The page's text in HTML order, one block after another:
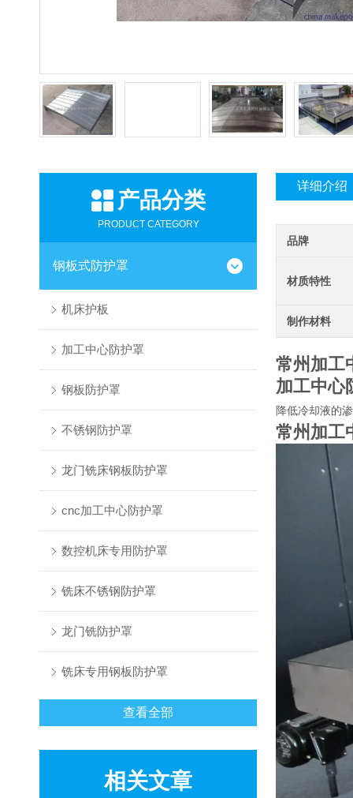
产品分类
PRODUCT CATEGORY
钢板式防护罩
机床护板
加工中心防护罩
钢板防护罩
不锈钢防护罩
龙门铣床钢板防护罩
cnc加工中心防护罩
数控机床专用防护罩
铣床不锈钢防护罩
龙门铣防护罩
铣床专用钢板防护罩
查看全部
相关文章
详细介绍
品牌
材质特性
制作材料
常州加工
加工中心
降低冷却液的
常州加工